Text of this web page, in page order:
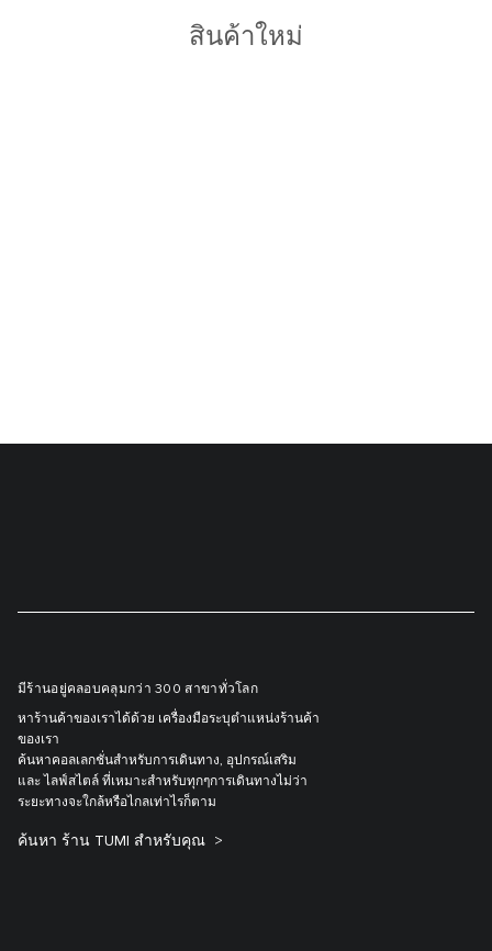
สินค้าใหม่
มีร้านอยู่คลอบคลุมกว่า 300 สาขาทั่วโลก
หาร้านค้าของเราได้ด้วย เครื่องมือระบุตำแหน่งร้านค้า
ของเรา
ค้นหาคอลเลกชั่นสำหรับการเดินทาง, อุปกรณ์เสริม
และ ไลฟ์สไตล์ ที่เหมาะสำหรับทุกๆการเดินทางไม่ว่า
ระยะทางจะใกล้หรือไกลเท่าไรก็ตาม
ค้นหา ร้าน TUMI สำหรับคุณ